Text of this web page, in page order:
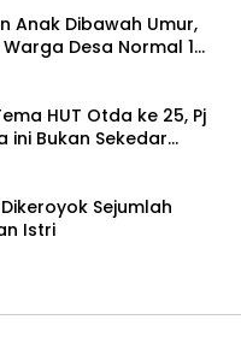
Anak Dibawah Umur,
Desa Normal 1
HUT Otda ke 25, Pj
ini Bukan Sekedar
Sejumlah
Istri